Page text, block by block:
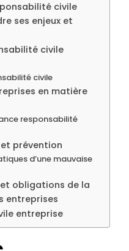
civile
ses enjeux et
civile
civile
en matière
responsabilité
prévention
d’une mauvaise
obligations de la
entreprises
entreprise